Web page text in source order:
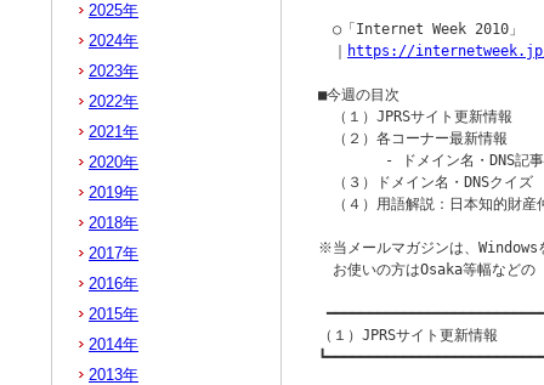
○「Internet Week 2010」
https://
■今週の目次
（１）JPRSサイト更新情報
（２）各コーナー最新情報
- ドメイン名・DNS記事
（３）ドメイン名・DNSクイズ
（４）用語解説：日本知的財産
※当メールマガジンは、
お使いの方はOsaka等幅などの
（１）JPRSサイト更新情報
2025年
2024年
2023年
2022年
2021年
2020年
2019年
2018年
2017年
2016年
2015年
2014年
2013年